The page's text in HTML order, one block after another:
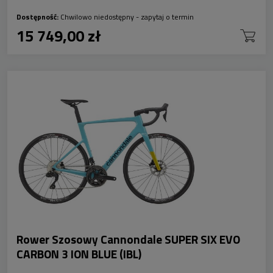
Dostępność: Chwilowo niedostępny - zapytaj o termin
15 749,00 zł
Rower Szosowy Cannondale SUPER SIX EVO
CARBON 3 ION BLUE (IBL)